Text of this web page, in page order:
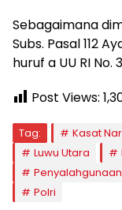
Sebagaimana
Subs. Pasal 112
huruf a UU RI No.
Post Views:
Tag:
Kasat
Luwu Utara
Polri